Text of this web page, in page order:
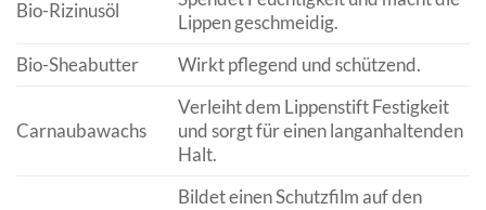
Bio-Rizinusöl
Lippen geschmeidig.
Bio-Sheabutter
Wirkt pflegend und schützend.
Carnaubawachs
Verleiht dem Lippenstift Festigkeit
und sorgt für einen langanhaltenden
Halt.
Bildet einen Schutzfilm auf den